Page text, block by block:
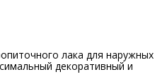
лака для наружных
декоративный и